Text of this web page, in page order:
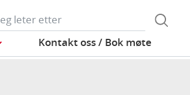
Kontakt oss / Bok møte